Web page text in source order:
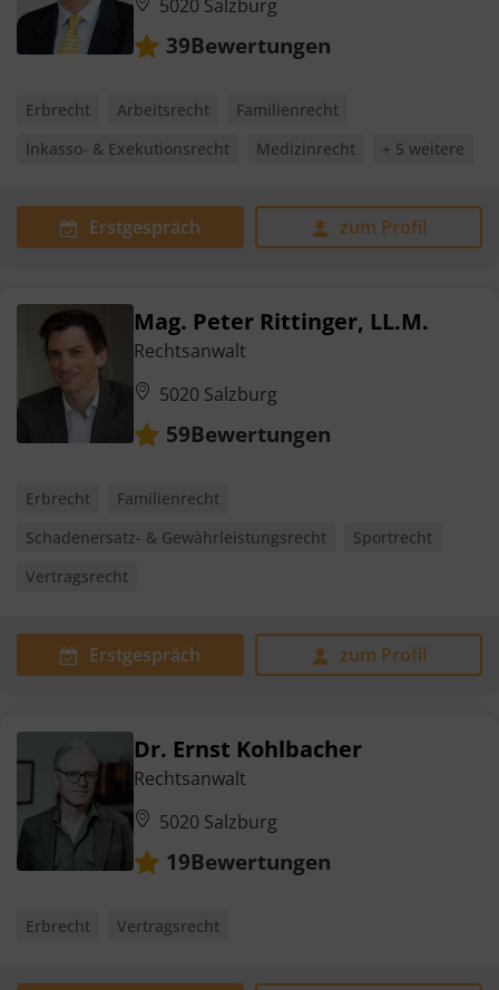
5020 Salzburg
39Bewertungen
Erbrecht Arbeitsrecht
Familienrecht
Inkasso- & Exekutionsrecht
Medizinrecht + 5 weitere
Erstgespräch zum Profil
Mag. Peter Rittinger, LL.M.
Rechtsanwalt
5020 Salzburg
59Bewertungen
Erbrecht
Familienrecht
Schadenersatz- & Gewährleistungsrecht
Sportrecht
Vertragsrecht
Erstgespräch zum Profil
Dr. Ernst Kohlbacher
Rechtsanwalt
5020 Salzburg
19Bewertungen
Erbrecht Vertragsrecht